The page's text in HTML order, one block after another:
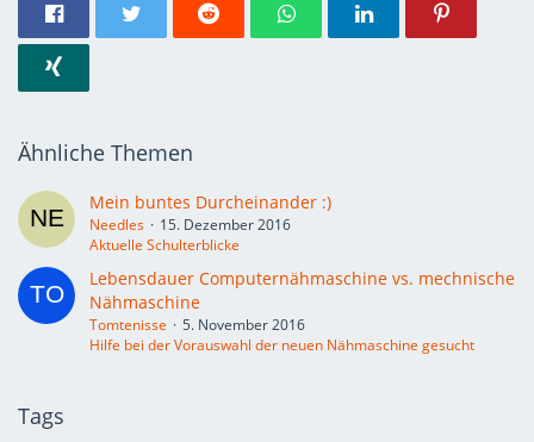
Ähnliche Themen
Mein buntes Durcheinander :)
Needles
15. Dezember 2016
Aktuelle Schulterblicke
Lebensdauer Computernähmaschine vs. mechnische
Nähmaschine
Tomtenisse
5. November 2016
Hilfe bei der Vorauswahl der neuen Nähmaschine gesucht
Tags